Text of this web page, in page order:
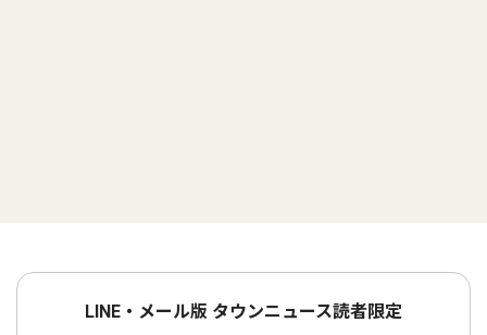
LINE・メール版 タウンニュース読者限定